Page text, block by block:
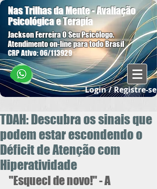
Login / Registre-se
Nas Trilhas da Mente - Avaliação
Psicológica e Terapia
Jackson Ferreira O Seu Psicólogo.
Atendimento on-line para todo Brasil
CRP Ativo: 06/113929
TDAH: Descubra os sinais que
podem estar escondendo o
Déficit de Atenção com
Hiperatividade
"Esqueci de novo!" - A